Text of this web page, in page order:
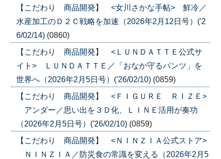
【こだわり 商品開発】 <女川さかな手帖> 鮮冷／
水産加工のＤ２Ｃ戦略を加速（2026年2月12日号）('2
6/02/14) (0860)
【こだわり 商品開発】 <ＬＵＮＤＡＴＴＥ公式サ
イト> ＬＵＮＤＡＴＴＥ／「おなか守るパンツ」を
世界へ（2026年2月5日号）('26/02/10) (0859)
【こだわり 商品開発】 <ＦＩＧＵＲＥ ＲＩＺＥ>
アンダー／思い出を３Ｄ化、ＬＩＮＥ活用が奏功
（2026年2月5日号）('26/02/10) (0859)
【こだわり 商品開発】 <ＮＩＮＺＩＡ公式ストア>
ＮＩＮＺＩＡ／防災食の常識を変える（2026年2月5